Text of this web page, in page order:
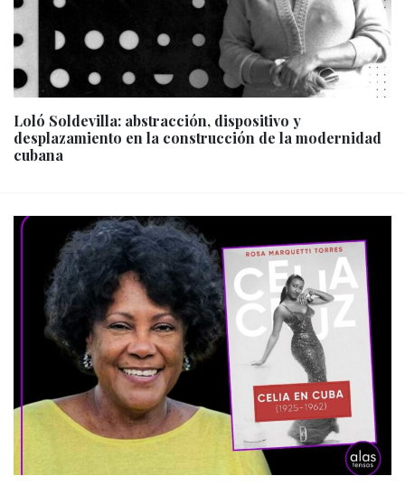
Loló Soldevilla: abstracción, dispositivo y
desplazamiento en la construcción de la modernidad
cubana